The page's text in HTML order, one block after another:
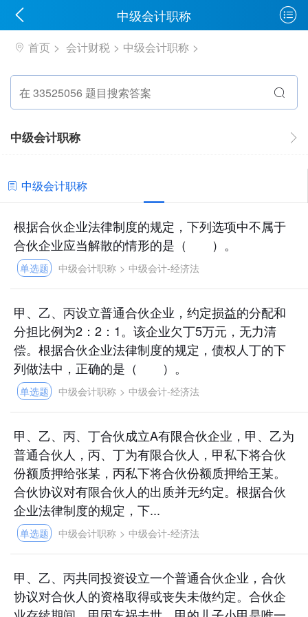
中级会计职称
首页 会计财税 中级会计职称
中级会计职称
中级会计职称
根据合伙企业法律制度的规定，下列选项中不属于
合伙企业应当解散的情形的是（ ）。
单选题 中级会计职称 > 中级会计-经济法
甲、乙、丙设立普通合伙企业，约定损益的分配和
分担比例为2：2：1。该企业欠丁5万元，无力清
偿。根据合伙企业法律制度的规定，债权人丁的下
列做法中，正确的是（ ）。
单选题 中级会计职称 > 中级会计-经济法
甲、乙、丙、丁合伙成立A有限合伙企业，甲、乙为
普通合伙人，丙、丁为有限合伙人，甲私下将合伙
份额质押给张某，丙私下将合伙份额质押给王某。
合伙协议对有限合伙人的出质并无约定。根据合伙
企业法律制度的规定，下...
单选题 中级会计职称 > 中级会计-经济法
甲、乙、丙共同投资设立一个普通合伙企业，合伙
协议对合伙人的资格取得或丧失未做约定。合伙企